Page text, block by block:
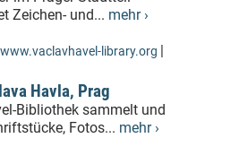
Zeichen- und... mehr ›
www.vaclavhavel-library.org |
Havla, Prag
Bibliothek sammelt und
Fotos... mehr ›